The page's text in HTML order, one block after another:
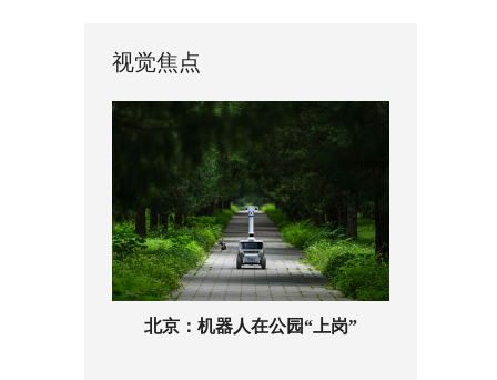
视觉焦点
北京：机器人在公园“上岗”